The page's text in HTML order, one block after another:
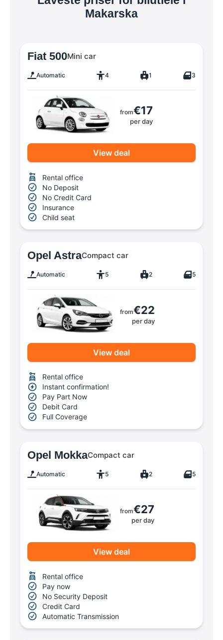
Makarska
Fiat 500Mini car
Automatic 4 1 3
from€17
per day
View deal
Rental office
No Deposit
No Credit Card
Insurance
Child seat
Opel AstraCompact car
Automatic 5 2 5
from€22
per day
View deal
Rental office
Instant confirmation!
Pay Part Now
Debit Card
Full Coverage
Opel MokkaCompact car
Automatic 5 2 5
from€27
per day
View deal
Rental office
Pay now
No Security Deposit
Credit Card
Automatic Transmission